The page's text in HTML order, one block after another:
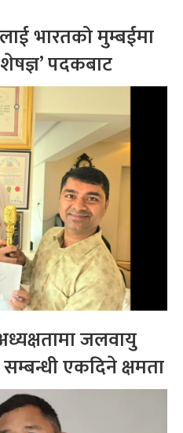
भारतको मुम्बईमा
पदकबाट
जलवायु
एकदिने क्षमता